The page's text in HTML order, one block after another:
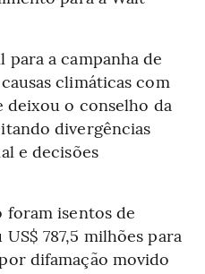
para a campanha de
climáticas com
deixou o conselho da
divergências
e decisões
foram isentos de
787,5 milhões para
difamação movido